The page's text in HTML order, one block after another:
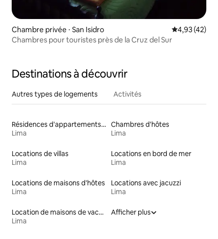
Chambre privée ⋅ San Isidro Évaluation
4,93 (42)
Chambres pour touristes près de la Cruz del Sur
Destinations à découvrir
Autres types de logements Activités
Résidences d'appartements en location
Lima
Chambres d'hôtes
Lima
Locations de villas
Lima
Locations en bord de mer
Lima
Locations de maisons d'hôtes
Lima
Locations avec jacuzzi
Lima
Location de maisons de vacances
Lima
Afficher plus